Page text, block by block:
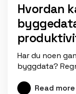
Hvordan
Har du noen
byggdata?
Read more